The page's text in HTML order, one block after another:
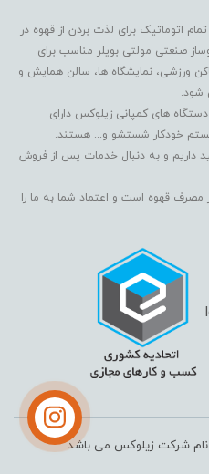
اتوماتیک برای لذت بردن از قهوه در
صنعتی مولتی بویلر مناسب برای
ورزشی، نمایشگاه ها، سالن همایش و
شود.
های کمپانی زیلوکس دارای
خودکار شستشو و... هستند.
داریم و به دنبال خدمات پس از فروش
قهوه است و اعتماد شما به ما را
شرکت زیلوکس می باشد